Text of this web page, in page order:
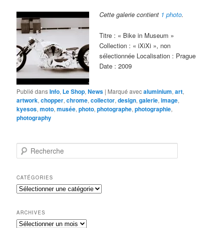
Cette galerie contient 1 photo.
Titre : « Bike in Museum »
Collection : « iXiXi », non
sélectionnée Localisation : Prague
Date : 2009
Publié dansInfo, Le Shop,News | Marqué avecaluminium,art,
artwork,chopper,chrome,collector,design,galerie,image,
kyesos,moto,musée,photo,photographe,photographie,
photography
e
h
e
r
h
e
CATÉGORIES
Catégories
ARCHIVES
Archives